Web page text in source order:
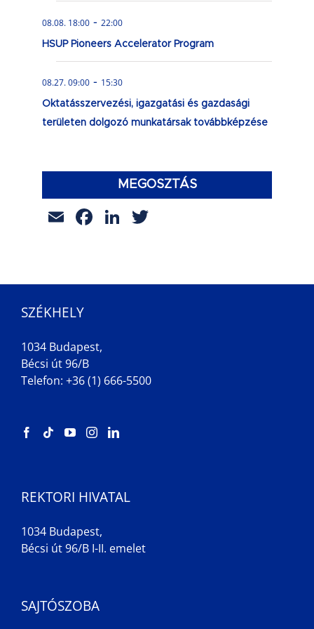
08.08. 18:00 - 22:00
HSUP Pioneers Accelerator Program
08.27. 09:00 - 15:30
Oktatásszervezési, igazgatási és gazdasági
területen dolgozó munkatársak továbbképzése
MEGOSZTÁS
EmailFacebook
LinkedIn
SZÉKHELY
1034 Budapest,
Bécsi út 96/B
Telefon: +36 (1) 666-5500
REKTORI HIVATAL
1034 Budapest,
Bécsi út 96/B I-II. emelet
SAJTÓSZOBA